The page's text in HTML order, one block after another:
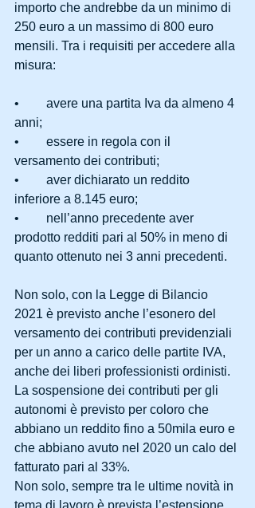
importo che andrebbe da un minimo di
250 euro a un massimo di 800 euro
mensili. Tra i requisiti per accedere alla
misura:
•	avere una partita Iva da almeno 4
anni;
•	essere in regola con il
versamento dei contributi;
•	aver dichiarato un reddito
inferiore a 8.145 euro;
•	nell’anno precedente aver
prodotto redditi pari al 50% in meno di
quanto ottenuto nei 3 anni precedenti.
Non solo, con la Legge di Bilancio
2021 è previsto anche l’esonero del
versamento dei contributi previdenziali
per un anno a carico delle partite IVA,
anche dei liberi professionisti ordinisti.
La sospensione dei contributi per gli
autonomi è previsto per coloro che
abbiano un reddito fino a 50mila euro e
che abbiano avuto nel 2020 un calo del
fatturato pari al 33%.
Non solo, sempre tra le ultime novità in
tema di lavoro è prevista l’estensione